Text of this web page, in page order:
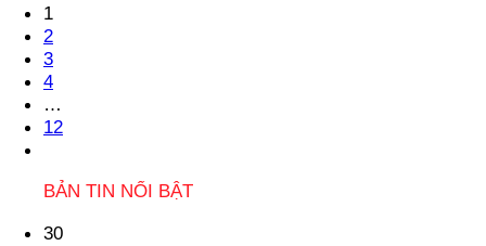
1
2
3
4
…
12
BẢN TIN NỔI BẬT
30